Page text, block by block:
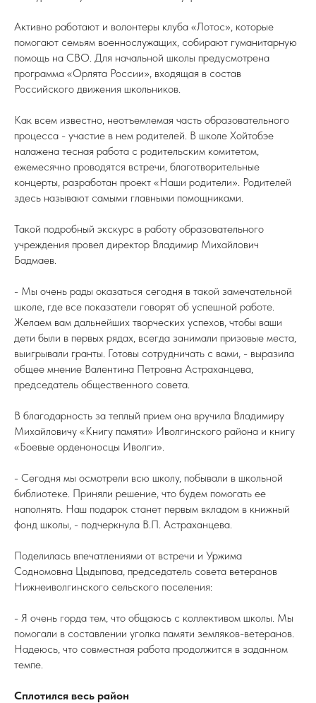
Активно работают и волонтеры клуба «Лотос», которые
помогают семьям военнослужащих, собирают гуманитарную
помощь на СВО. Для начальной школы предусмотрена
программа «Орлята России», входящая в состав
Российского движения школьников.
Как всем известно, неотъемлемая часть образовательного
процесса - участие в нем родителей. В школе Хойтобэе
налажена тесная работа с родительским комитетом,
ежемесячно проводятся встречи, благотворительные
концерты, разработан проект «Наши родители». Родителей
здесь называют самыми главными помощниками.
Такой подробный экскурс в работу образовательного
учреждения провел директор Владимир Михайлович
Бадмаев.
- Мы очень рады оказаться сегодня в такой замечательной
школе, где все показатели говорят об успешной работе.
Желаем вам дальнейших творческих успехов, чтобы ваши
дети были в первых рядах, всегда занимали призовые места,
выигрывали гранты. Готовы сотрудничать с вами, - выразила
общее мнение Валентина Петровна Астраханцева,
председатель общественного совета.
В благодарность за теплый прием она вручила Владимиру
Михайловичу «Книгу памяти» Иволгинского района и книгу
«Боевые орденоносцы Иволги».
- Сегодня мы осмотрели всю школу, побывали в школьной
библиотеке. Приняли решение, что будем помогать ее
наполнять. Наш подарок станет первым вкладом в книжный
фонд школы, - подчеркнула В.П. Астраханцева.
Поделилась впечатлениями от встречи и Уржима
Содномовна Цыдыпова, председатель совета ветеранов
Нижнеиволгинского сельского поселения:
- Я очень горда тем, что общаюсь с коллективом школы. Мы
помогали в составлении уголка памяти земляков-ветеранов.
Надеюсь, что совместная работа продолжится в заданном
темпе.
Сплотился весь район